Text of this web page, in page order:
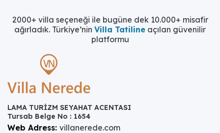
2000+ villa seçeneği ile bugüne dek 10.000+ misafir
ağırladık. Türkiye’nin Villa Tatiline açılan güvenilir
platformu
LAMA TURİZM SEYAHAT ACENTASI
Tursab Belge No : 1654
Web Adress: villanerede.com